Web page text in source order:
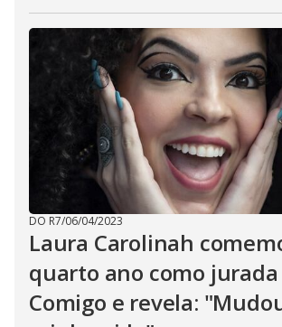
DO R7/06/04/2023
Laura Carolinah
quarto ano como jurada
Comigo e revela: